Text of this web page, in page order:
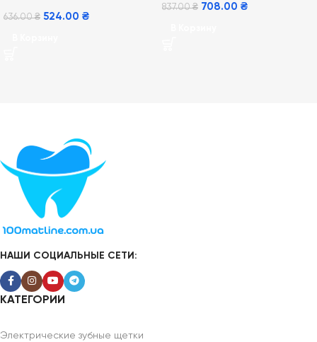
636.00₴ 524.00 ₴
837.00₴ 708.00 ₴
НАШИ СОЦИАЛЬНЫЕ СЕТИ:
КАТЕГОРИИ
Электрические зубные щетки